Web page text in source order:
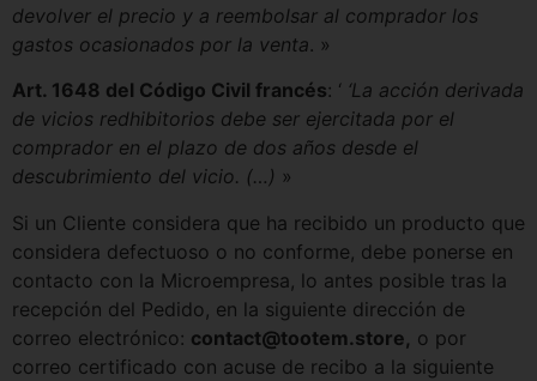
devolver el precio y a reembolsar al comprador los
gastos ocasionados por la venta. »
Art. 1648 del Código Civil francés: ‘ ‘La acción derivada
de vicios redhibitorios debe ser ejercitada por el
comprador en el plazo de dos años desde el
descubrimiento del vicio. (…) »
Si un Cliente considera que ha recibido un producto que
considera defectuoso o no conforme, debe ponerse en
contacto con la Microempresa, lo antes posible tras la
recepción del Pedido, en la siguiente dirección de
correo electrónico: contact@tootem.store, o por
correo certificado con acuse de recibo a la siguiente